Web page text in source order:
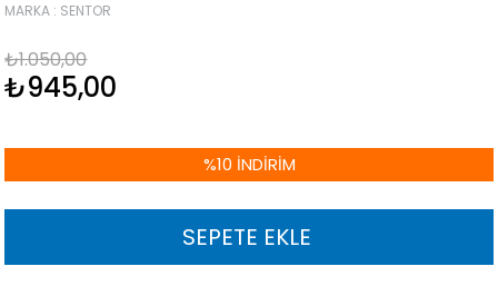
MARKA : SENTOR
₺1.050,00
₺945,00
%10 İNDIRIM